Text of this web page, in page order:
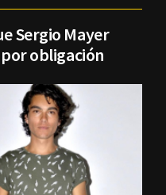
Sergio Mayer
por obligación